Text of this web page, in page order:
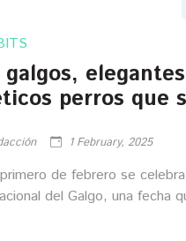
galgos,
perros que
1 February, 2025
de febrero se
del Galgo, una fecha que busca